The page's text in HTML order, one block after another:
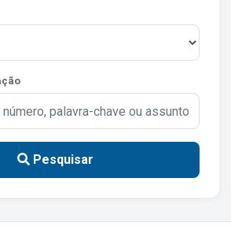
Ambiente
Pesquisar